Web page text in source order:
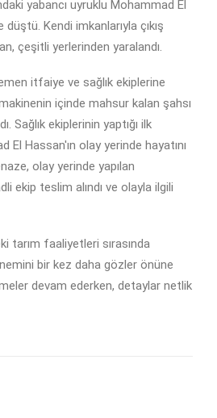
yabancı uyruklu Mohammad El
Kendi imkanlarıyla çıkış
çeşitli yerlerinden yaralandı.
itfaiye ve sağlık ekiplerine
içinde mahsur kalan şahsı
Sağlık ekiplerinin yaptığı ilk
El Hassan'ın olay yerinde hayatını
olay yerinde yapılan
ekip teslim alındı ve olayla ilgili
tarım faaliyetleri sırasında
bir kez daha gözler önüne
devam ederken, detaylar netlik